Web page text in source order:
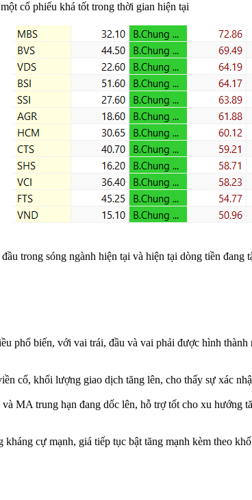
cổ phiếu khá tốt trong thời gian hiện tại
trong sóng ngành hiện tại và hiện tại dòng tiền đang
phổ biến, với vai trái, đầu và vai phải được hình
cổ, khối lượng giao dịch tăng lên, cho thấy sự xác
MA trung hạn đang dốc lên, hỗ trợ tốt cho xu hướng
kháng cự mạnh, giá tiếp tục bật tăng mạnh kèm theo